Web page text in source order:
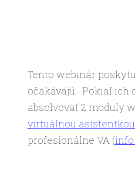
Tento webinár
očakávajú. Pokiaľ ich
absolvovať 2 moduly
virtuálnou
profesionálne VA (info